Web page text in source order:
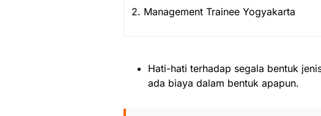
2. Management Trainee Yogyakarta
Hati-hati terhadap segala bentuk
ada biaya dalam bentuk apapun.